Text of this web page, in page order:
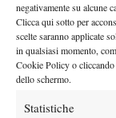
negativamente su alcune
Clicca qui sotto per
scelte saranno applicate
in qualsiasi momento,
Cookie Policy o
dello schermo.
Statistiche
ritorno degli
2009, cappotto con
Haase b. Marach
De Bakker b.
Croazia – Gran